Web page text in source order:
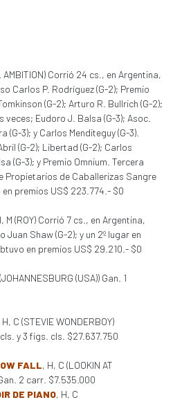
AMBITION) Corrió 24 cs., en Argentina,
Carlos P. Rodríguez (G-2); Premio
(G-2); Arturo R. Bullrich (G-2);
veces; Eudoro J. Balsa (G-3); Asoc.
3); y Carlos Menditeguy (G-3).
(G-2); Libertad (G-2); Carlos
(G-3); y Premio Omnium. Tercera
Propietarios de Caballerizas Sangre
premios US$ 223.774.- $0
M (ROY) Corrió 7 cs., en Argentina,
Shaw (G-2); y un 2º lugar en
en premios US$ 29.210.- $0
(USA)) Gan. 1
H, C (STEVIE WONDERBOY)
y 3 figs. cls. $27.637.750
FALL, H, C (LOOKIN AT
2 carr. $7.535.000
DE PIANO, H, C